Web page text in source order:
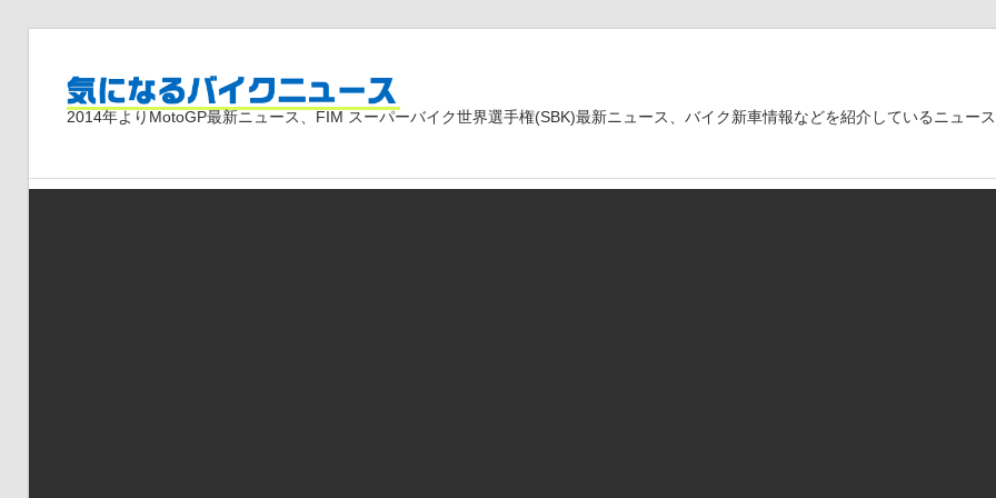
気
に
2014年よりMotoGP最新ニュース、FIM スーパーバイク世界選手権(SBK)最新ニュース、バイク新車情報などを紹介しているニュース